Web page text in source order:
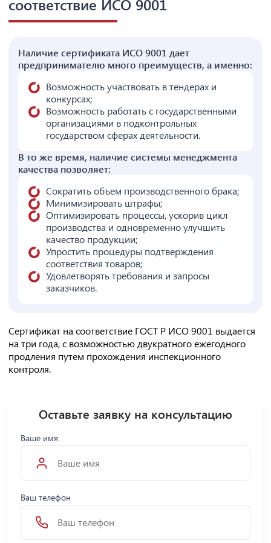
соответствие ИСО 9001
Наличие сертификата ИСО 9001 дает
предпринимателю много преимуществ, а именно:
Возможность участвовать в тендерах и
конкурсах;
Возможность работать с государственными
организациями в подконтрольных
государством сферах деятельности.
В то же время, наличие системы менеджмента
качества позволяет:
Сократить объем производственного брака;
Минимизировать штрафы;
Оптимизировать процессы, ускорив цикл
производства и одновременно улучшить
качество продукции;
Упростить процедуры подтверждения
соответствия товаров;
Удовлетворять требования и запросы
заказчиков.
Сертификат на соответствие ГОСТ Р ИСО 9001 выдается
на три года, с возможностью двукратного ежегодного
продления путем прохождения инспекционного
контроля.
Оставьте заявку на консультацию
Ваше имя
Ваш телефон